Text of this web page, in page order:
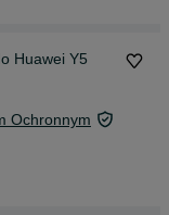
Huawei Y5
Ochronnym